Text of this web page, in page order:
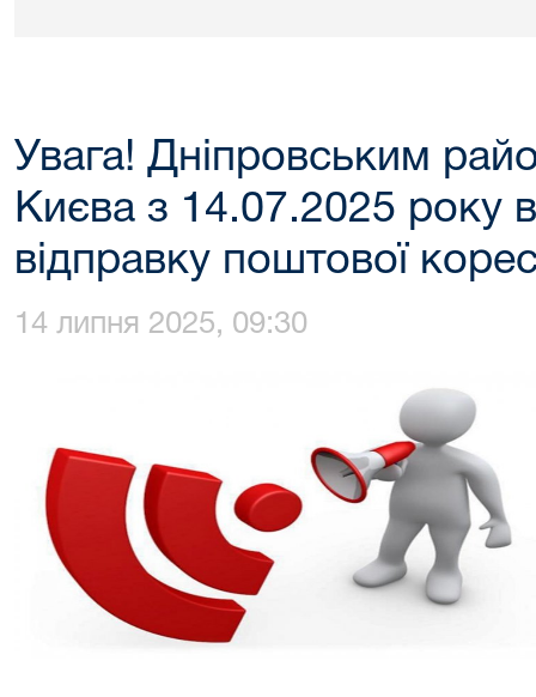
Увага! Дніпровським
Києва з 14.07.2025 року
відправку поштової
14 липня 2025, 09:30